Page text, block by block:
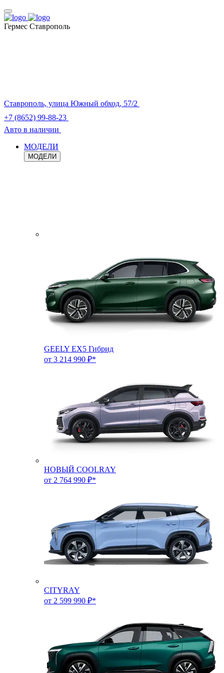
Гермес Ставрополь
Ставрополь, улица Южный обход, 57/2
+7 (8652) 99-88-23
Авто в наличии
МОДЕЛИ
МОДЕЛИ
GEELY EX5 Гибрид
от 3 214 990 ₽*
НОВЫЙ COOLRAY
от 2 764 990 ₽*
CITYRAY
от 2 599 990 ₽*